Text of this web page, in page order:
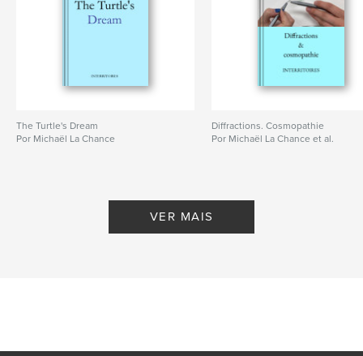
The Turtle's Dream
Por Michaël La Chance
Diffractions. Cosmopathie
Por Michaël La Chance et al.
VER MAIS